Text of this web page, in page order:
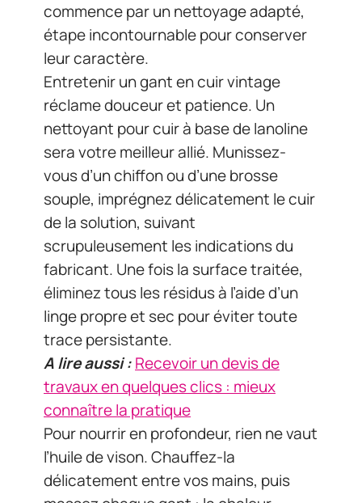
commence par un nettoyage adapté,
étape incontournable pour conserver
leur caractère.
Entretenir un gant en cuir vintage
réclame douceur et patience. Un
nettoyant pour cuir à base de lanoline
sera votre meilleur allié. Munissez-
vous d’un chiffon ou d’une brosse
souple, imprégnez délicatement le cuir
de la solution, suivant
scrupuleusement les indications du
fabricant. Une fois la surface traitée,
éliminez tous les résidus à l’aide d’un
linge propre et sec pour éviter toute
trace persistante.
A lire aussi :Recevoir un devis de
travaux en quelques clics : mieux
connaître la pratique
Pour nourrir en profondeur, rien ne vaut
l’huile de vison. Chauffez-la
délicatement entre vos mains, puis